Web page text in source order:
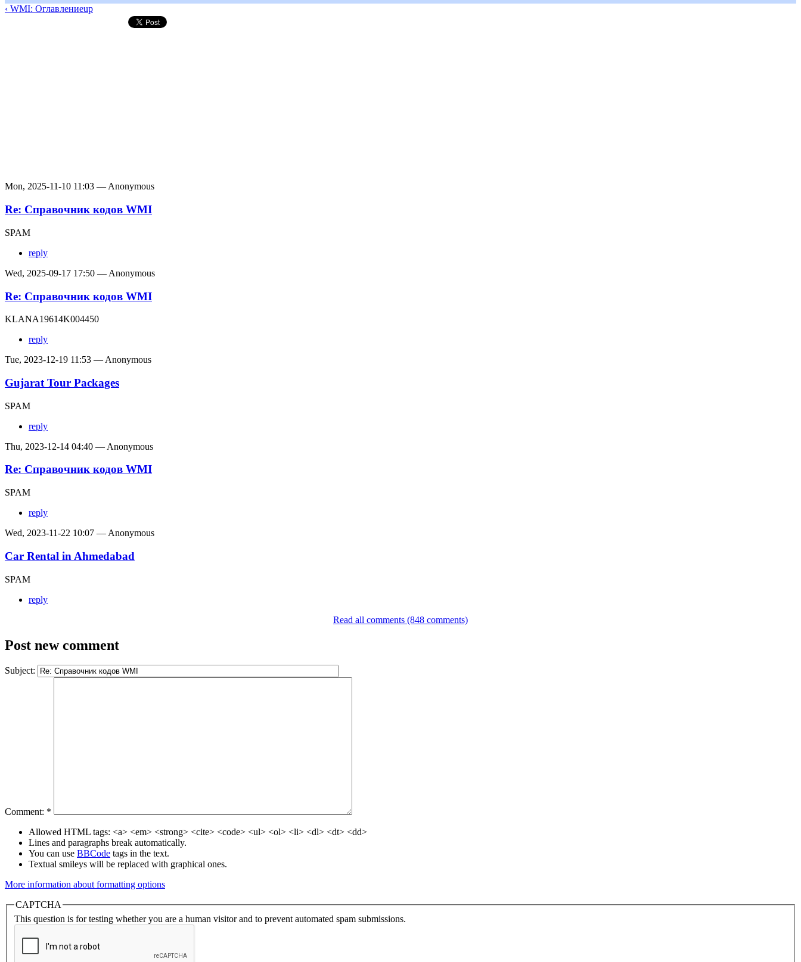
‹ WMI: Оглавлениеup
Mon, 2025-11-10 11:03 — Anonymous
Re: Справочник кодов WMI
SPAM
reply
Wed, 2025-09-17 17:50 — Anonymous
Re: Справочник кодов WMI
KLANA19614K004450
reply
Tue, 2023-12-19 11:53 — Anonymous
Gujarat Tour Packages
SPAM
reply
Thu, 2023-12-14 04:40 — Anonymous
Re: Справочник кодов WMI
SPAM
reply
Wed, 2023-11-22 10:07 — Anonymous
Car Rental in Ahmedabad
SPAM
reply
Read all comments (848 comments)
Post new comment
Subject:
Comment: *
Allowed HTML tags: <a> <em> <strong> <cite> <code> <ul> <ol> <li> <dl> <dt> <dd>
Lines and paragraphs break automatically.
You can use BBCode tags in the text.
Textual smileys will be replaced with graphical ones.
More information about formatting options
CAPTCHA
This question is for testing whether you are a human visitor and to prevent automated spam submissions.